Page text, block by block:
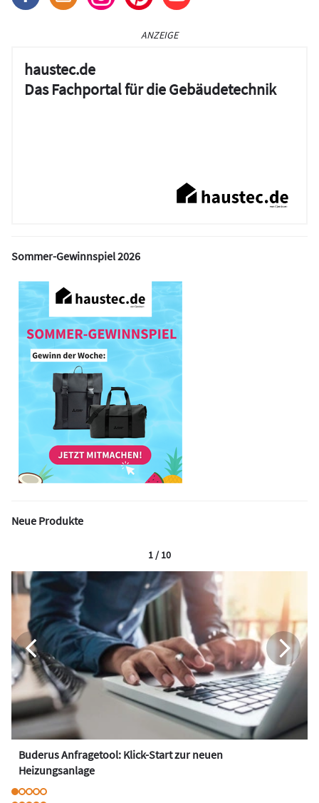
ANZEIGE
haustec.de
Das Fachportal für die Gebäudetechnik
Sommer-Gewinnspiel 2026
Neue Produkte
Buderus Anfragetool: Klick-Start zur neuen
Heizungsanlage
1 / 10